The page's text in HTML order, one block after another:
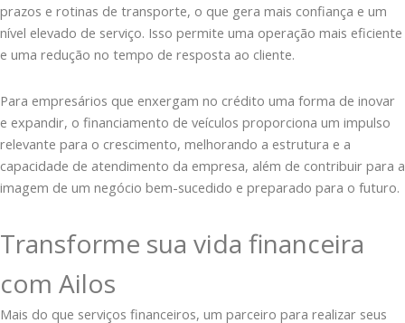
prazos e rotinas de transporte, o que gera mais confiança e um
nível elevado de serviço. Isso permite uma operação mais eficiente
e uma redução no tempo de resposta ao cliente.
Para empresários que enxergam no crédito uma forma de inovar
e expandir, o financiamento de veículos proporciona um impulso
relevante para o crescimento, melhorando a estrutura e a
capacidade de atendimento da empresa, além de contribuir para a
imagem de um negócio bem-sucedido e preparado para o futuro.
Transforme sua vida financeira
com Ailos
Mais do que serviços financeiros, um parceiro para realizar seus